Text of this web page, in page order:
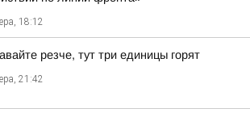
18:12
резче, тут три единицы горят
21:42